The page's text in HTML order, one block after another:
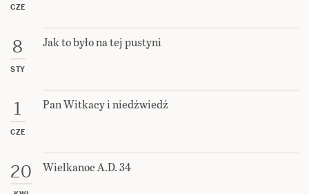
CZE
8
STY
Jak to było na tej pustyni
1
CZE
Pan Witkacy i niedźwiedź
20 Wielkanoc A.D. 34